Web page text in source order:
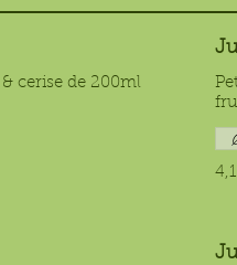
cerise de 200ml